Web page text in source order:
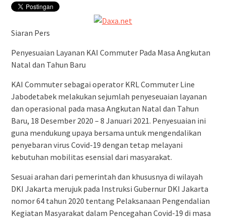
Siaran Pers
Penyesuaian Layanan KAI Commuter Pada Masa Angkutan
Natal dan Tahun Baru
KAI Commuter sebagai operator KRL Commuter Line
Jabodetabek melakukan sejumlah penyeseuaian layanan
dan operasional pada masa Angkutan Natal dan Tahun
Baru, 18 Desember 2020 – 8 Januari 2021. Penyesuaian ini
guna mendukung upaya bersama untuk mengendalikan
penyebaran virus Covid-19 dengan tetap melayani
kebutuhan mobilitas esensial dari masyarakat.
Sesuai arahan dari pemerintah dan khususnya di wilayah
DKI Jakarta merujuk pada Instruksi Gubernur DKI Jakarta
nomor 64 tahun 2020 tentang Pelaksanaan Pengendalian
Kegiatan Masyarakat dalam Pencegahan Covid-19 di masa